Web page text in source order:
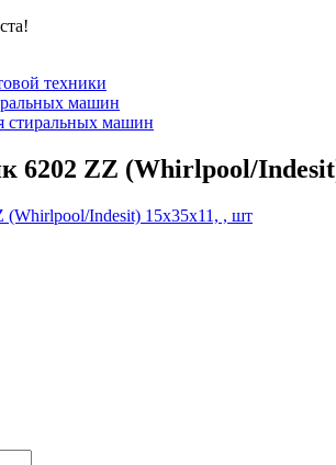
техники
машин
машин
6202 ZZ (Whirlpool/